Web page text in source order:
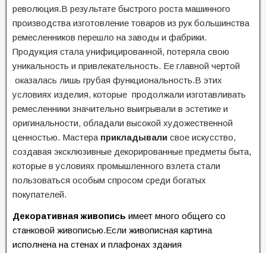
революция.В результате быстрого роста машинного
производства изготовление товаров из рук большинства
ремесленников перешло на заводы и фабрики.
Продукция стала унифицированной, потеряла свою
уникальность и привлекательность. Ее главной чертой
оказалась лишь грубая функциональность.В этих
условиях изделия, которые продолжали изготавливать
ремесленники значительно выигрывали в эстетике и
оригинальности, обладали высокой художественной
ценностью. Мастера прикладывали свое искусство,
создавая эксклюзивные декорированные предметы быта,
которые в условиях промышленного взлета стали
пользоваться особым спросом среди богатых
покупателей.
Декоративная живопись имеет много общего со
станковой живописью.Если живописная картина
исполнена на стенах и плафонах здания